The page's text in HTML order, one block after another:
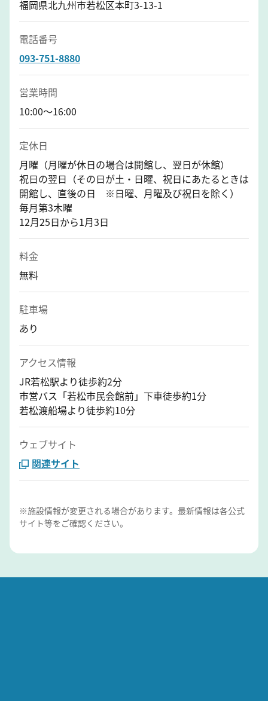
福岡県北九州市若松区本町3-13-1
電話番号
093-751-8880
営業時間
10:00～16:00
定休日
月曜（月曜が休日の場合は開館し、翌日が休館）
祝日の翌日（その日が土・日曜、祝日にあたるときは
開館し、直後の日 ※日曜、月曜及び祝日を除く）
毎月第3木曜
12月25日から1月3日
料金
無料
駐車場
あり
アクセス情報
JR若松駅より徒歩約2分
市営バス「若松市民会館前」下車徒歩約1分
若松渡船場より徒歩約10分
ウェブサイト
関連サイト
※施設情報が変更される場合があります。最新情報は各公式
サイト等をご確認ください。